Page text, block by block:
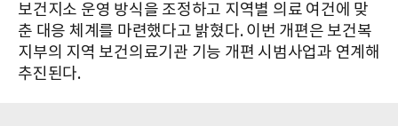
보건지소 운영 방식을 조정하고 지역별 의료 여건에 맞
춘 대응 체계를 마련했다고 밝혔다. 이번 개편은 보건복
지부의 지역 보건의료기관 기능 개편 시범사업과 연계해
추진된다.